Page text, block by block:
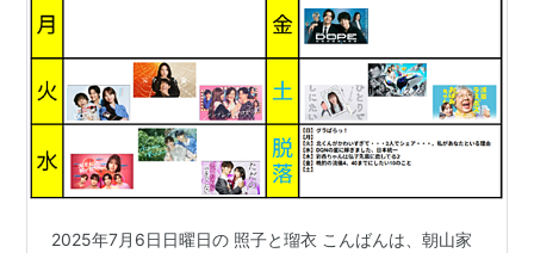
2025年7月6日日曜日の 照子と瑠衣 こんばんは、朝山家